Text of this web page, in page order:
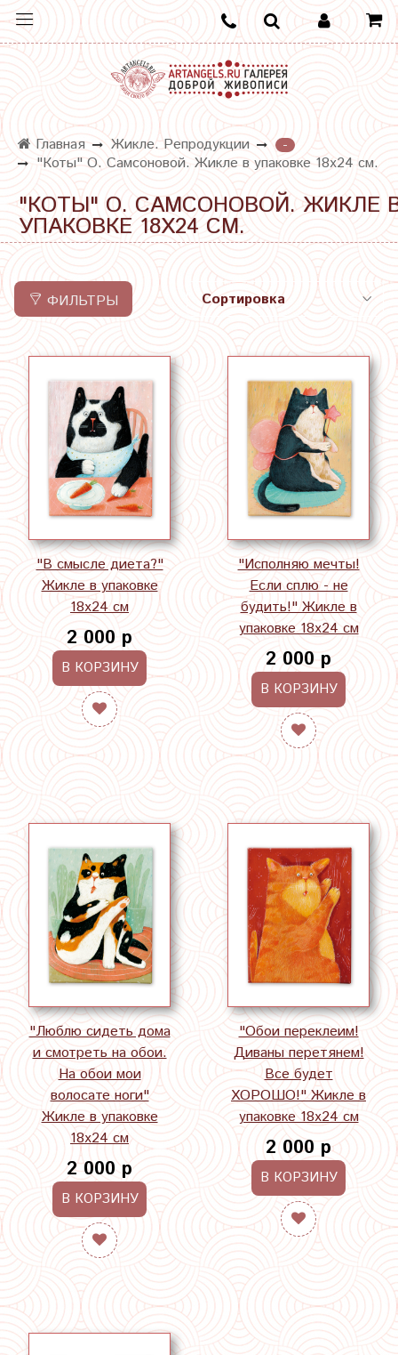
Главная Жикле. Репродукции
-
"Коты" О. Самсоновой. Жикле в упаковке 18х24 см.
"КОТЫ" О. САМСОНОВОЙ. ЖИКЛЕ
УПАКОВКЕ 18Х24 СМ.
ФИЛЬТРЫ
"В смысле диета?"
Жикле в упаковке
18х24 см
2 000 р
В КОРЗИНУ
"Исполняю мечты!
Если сплю - не
будить!" Жикле в
упаковке 18х24 см
2 000 р
В КОРЗИНУ
"Люблю сидеть дома
и смотреть на обои.
На обои мои
волосате ноги"
Жикле в упаковке
18х24 см
2 000 р
В КОРЗИНУ
"Обои переклеим!
Диваны перетянем!
Все будет
ХОРОШО!" Жикле в
упаковке 18х24 см
2 000 р
В КОРЗИНУ